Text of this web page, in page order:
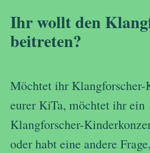
Ihr wollt den
beitreten?
Möchtet ihr Klangforscher-
eurer KiTa, möchtet ihr ein
Klangforscher-
oder habt eine andere